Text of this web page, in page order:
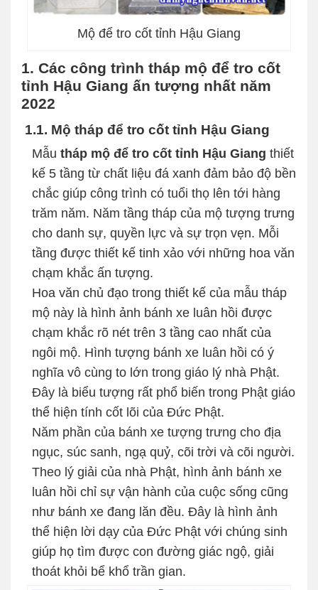
Mộ để tro cốt tỉnh Hậu Giang
1. Các công trình tháp mộ để tro cốt
tỉnh Hậu Giang ấn tượng nhất năm
2022
1.1. Mộ tháp để tro cốt tỉnh Hậu Giang
Mẫu tháp mộ để tro cốt tỉnh Hậu Giang thiết
kế 5 tầng từ chất liệu đá xanh đảm bảo độ bền
chắc giúp công trình có tuổi thọ lên tới hàng
trăm năm. Năm tầng tháp của mộ tượng trưng
cho danh sự, quyền lực và sự trọn vẹn. Mỗi
tầng được thiết kế tinh xảo với những hoa văn
chạm khắc ấn tượng.
Hoa văn chủ đạo trong thiết kế của mẫu tháp
mộ này là hình ảnh bánh xe luân hồi được
chạm khắc rõ nét trên 3 tầng cao nhất của
ngôi mộ. Hình tượng bánh xe luân hồi có ý
nghĩa vô cùng to lớn trong giáo lý nhà Phật.
Đây là biểu tượng rất phổ biến trong Phật giáo
thể hiện tính cốt lõi của Đức Phật.
Năm phần của bánh xe tượng trưng cho địa
ngục, súc sanh, ngạ quỷ, cõi trời và cõi người.
Theo lý giải của nhà Phật, hình ảnh bánh xe
luân hồi chỉ sự vận hành của cuộc sống cũng
như bánh xe đang lăn đều. Đây là hình ảnh
thể hiện lời dạy của Đức Phật với chúng sinh
giúp họ tìm được con đường giác ngộ, giải
thoát khỏi bể khổ trần gian.